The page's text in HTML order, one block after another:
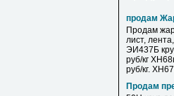
продам
Продам
лист,
ЭИ437Б
руб/кг
руб/кг.
Продам